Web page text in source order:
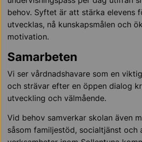
behov. Syftet är att stärka elevens
utvecklas, nå kunskapsmålen och
motivation.
Samarbeten
Vi ser vårdnadshavare som en
och strävar efter en öppen dialog
utveckling och välmående.
Vid behov samverkar skolan även
såsom familjestöd, socialtjänst och